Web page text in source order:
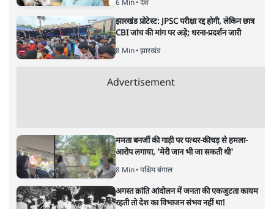
6 Min• देश
झारखंड प्रोटेस्ट: JPSC परीक्षा रद्द होगी, लेकिन छात्र
CBI जांच की मांग पर अड़े; धरना-प्रदर्शन जारी
8 Min• झारखंड
Advertisement
ममता बनर्जी की गाड़ी पर पत्थर-कीचड़ से हमला-
आरोप लगाया, 'मेरी जान भी जा सकती थी'
8 Min• पश्चिम बंगाल
अगस्त क्रांति आंदोलन में जनता की एकजुटता कायम
रहती तो देश का विभाजन संभव नहीं था!